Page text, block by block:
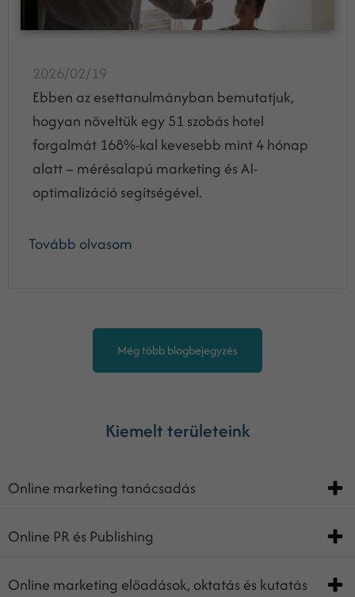
2026/02/19
Ebben az esettanulmányban bemutatjuk,
hogyan növeltük egy 51 szobás hotel
forgalmát 168%-kal kevesebb mint 4 hónap
alatt – mérésalapú marketing és AI-
optimalizáció segítségével.
Tovább olvasom
Még több blogbejegyzés
Kiemelt területeink
Online marketing tanácsadás
Online PR és Publishing
Online marketing előadások, oktatás és kutatás